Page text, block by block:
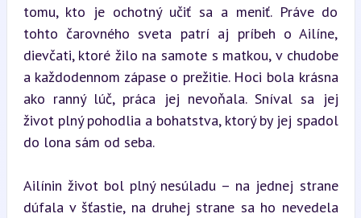
tomu, kto je ochotný učiť sa a meniť. Práve do
tohto čarovného sveta patrí aj príbeh o Ailíne,
dievčati, ktoré žilo na samote s matkou, v chudobe
a každodennom zápase o prežitie. Hoci bola krásna
ako ranný lúč, práca jej nevoňala. Sníval sa jej
život plný pohodlia a bohatstva, ktorý by jej spadol
do lona sám od seba.
Ailínin život bol plný nesúladu – na jednej strane
dúfala v šťastie, na druhej strane sa ho nevedela